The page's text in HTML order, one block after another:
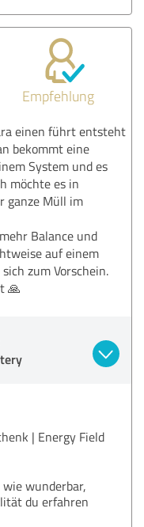
Empfehlung
einen führt entsteht
bekommt eine
System und es
möchte es in
ganze Müll im
Balance und
auf einem
zum Vorschein.
🙏
| Energy Field
wunderbar,
du erfahren